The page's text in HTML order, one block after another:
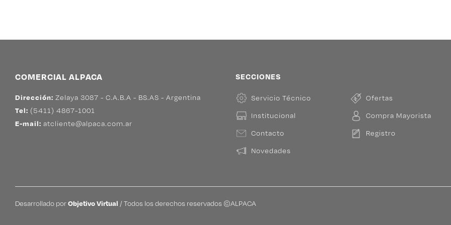
COMERCIAL ALPACA
Dirección: Zelaya 3087 - C.A.B.A - BS.AS - Argentina
Tel: (5411) 4867-1001
E-mail: atcliente@alpaca.com.ar
SECCIONES
Servicio Técnico
Institucional
Contacto
Novedades
Ofertas
Compra Mayorista
Registro
Desarrollado porObjetivo Virtual / Todos los derechos reservados ©ALPACA